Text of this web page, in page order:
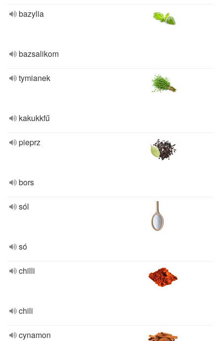
bazylia
bazsalikom
tymianek
kakukkfű
pieprz
bors
sól
só
chilli
chili
cynamon